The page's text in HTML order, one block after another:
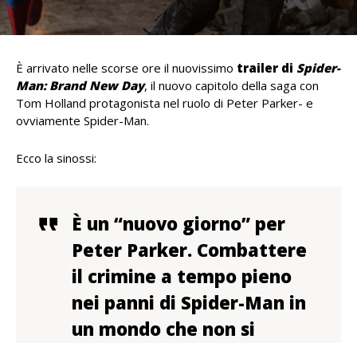
È arrivato nelle scorse ore il nuovissimo trailer di Spider-
Man: Brand New Day, il nuovo capitolo della saga con
Tom Holland protagonista nel ruolo di Peter Parker- e
ovviamente Spider-Man.
Ecco la sinossi:
È un “nuovo giorno” per
Peter Parker. Combattere
il crimine a tempo pieno
nei panni di Spider-Man in
un mondo che non si